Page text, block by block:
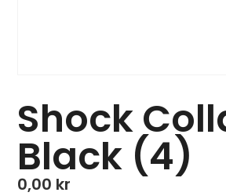
Shock
Black (4)
0,00 kr